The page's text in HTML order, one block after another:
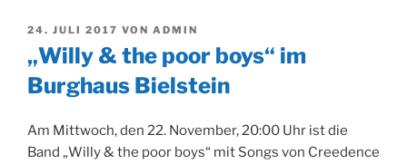
VERÖFFENTLICHT
AM
24. JULI 2017 VON ADMIN
„Willy & the poor boys“ im
Burghaus Bielstein
Am Mittwoch, den 22. November, 20:00 Uhr ist die
Band „Willy & the poor boys“ mit Songs von Creedence